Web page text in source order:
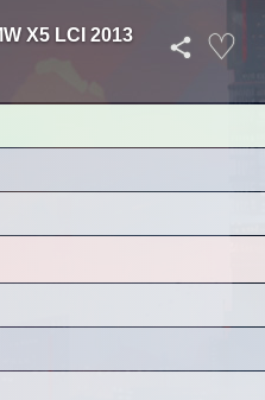
X5 LCI 2013